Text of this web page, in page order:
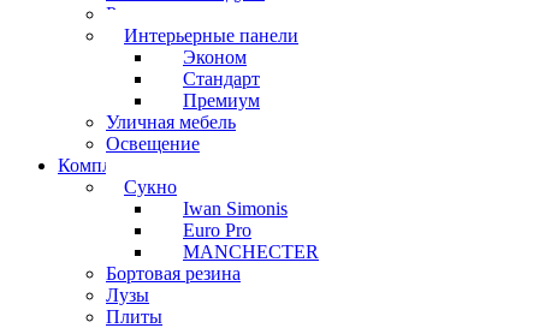
Рамы под картины
Интерьерные панели
Эконом
Стандарт
Премиум
Уличная мебель
Освещение
Комплектующие
Сукно
Iwan Simonis
Euro Pro
MANCHECTER
Бортовая резина
Лузы
Плиты